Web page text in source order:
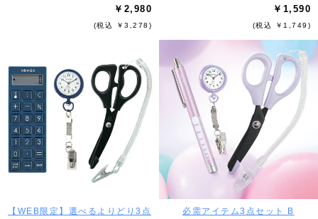
￥2,980
(税込 ￥3,278)
￥1,590
(税込 ￥1,749)
【WEB限定】選べるよりどり3点
必需アイテム3点セット B